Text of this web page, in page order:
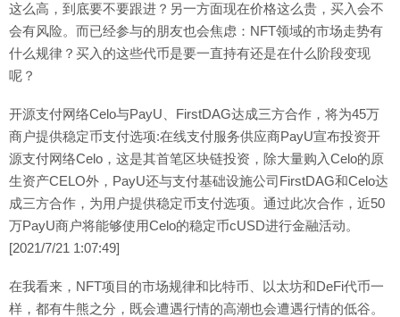
这么高，到底要不要跟进？另一方面现在价格这么贵，买入会不
会有风险。而已经参与的朋友也会焦虑：NFT领域的市场走势有
什么规律？买入的这些代币是要一直持有还是在什么阶段变现
呢？
开源支付网络Celo与PayU、FirstDAG达成三方合作，将为45万
商户提供稳定币支付选项:在线支付服务供应商PayU宣布投资开
源支付网络Celo，这是其首笔区块链投资，除大量购入Celo的原
生资产CELO外，PayU还与支付基础设施公司FirstDAG和Celo达
成三方合作，为用户提供稳定币支付选项。通过此次合作，近50
万PayU商户将能够使用Celo的稳定币cUSD进行金融活动。
[2021/7/21 1:07:49]
在我看来，NFT项目的市场规律和比特币、以太坊和DeFi代币一
样，都有牛熊之分，既会遭遇行情的高潮也会遭遇行情的低谷。